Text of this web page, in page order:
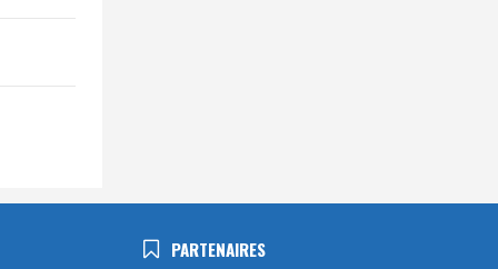
PARTENAIRES